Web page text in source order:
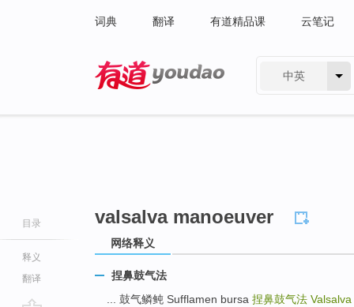
词典 翻译 有道精品课 云笔记
中英
目录
释义
翻译
valsalva manoeuver
网络释义
捏鼻鼓气法
... 鼓气鳞鲀 Sufflamen bursa 捏鼻鼓气法